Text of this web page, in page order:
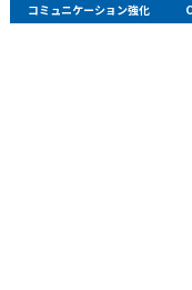
コミュニケーション強化